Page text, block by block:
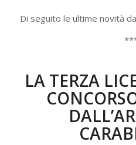
Di seguito le ultime novità
LA TERZA